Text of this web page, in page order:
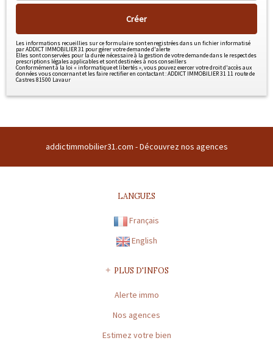
Créer
Les informations recueillies sur ce formulaire sont enregistrées dans un fichier informatisé
par ADDICT IMMOBILIER 31 pour gérer votre demande d'alerte
Elles sont conservées pour la durée nécessaire à la gestion de votre demande dans le respect des
prescriptions légales applicables et sont destinées à nos conseillers
Conformément à la loi « informatique et libertés », vous pouvez exercer votre droit d'accès aux
données vous concernant et les faire rectifier en contactant : ADDICT IMMOBILIER 31 11 route de
Castres 81500 Lavaur
addictimmobilier31.com -Découvrez nos agences
LANGUES
Français
English
PLUS D'INFOS
Alerte immo
Nos agences
Estimez votre bien